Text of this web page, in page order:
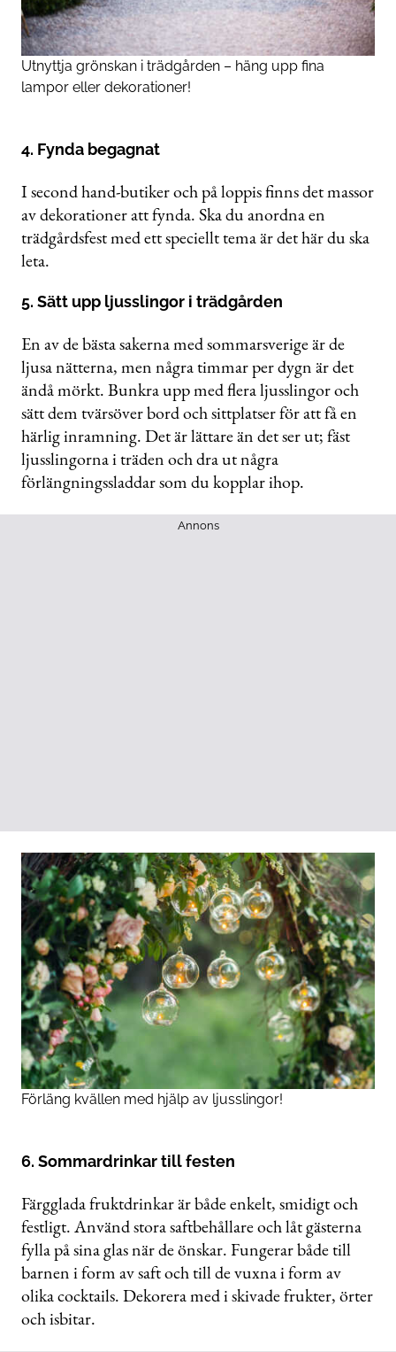
Utnyttja grönskan i trädgården – häng upp fina
lampor eller dekorationer!
4. Fynda begagnat
I second hand-butiker och på loppis finns det massor
av dekorationer att fynda. Ska du anordna en
trädgårdsfest med ett speciellt tema är det här du ska
leta.
5. Sätt upp ljusslingor i trädgården
En av de bästa sakerna med sommarsverige är de
ljusa nätterna, men några timmar per dygn är det
ändå mörkt. Bunkra upp med flera ljusslingor och
sätt dem tvärsöver bord och sittplatser för att få en
härlig inramning. Det är lättare än det ser ut; fäst
ljusslingorna i träden och dra ut några
förlängningssladdar som du kopplar ihop.
Annons
Förläng kvällen med hjälp av ljusslingor!
6. Sommardrinkar till festen
Färgglada fruktdrinkar är både enkelt, smidigt och
festligt. Använd stora saftbehållare och låt gästerna
fylla på sina glas när de önskar. Fungerar både till
barnen i form av saft och till de vuxna i form av
olika cocktails. Dekorera med i skivade frukter, örter
och isbitar.